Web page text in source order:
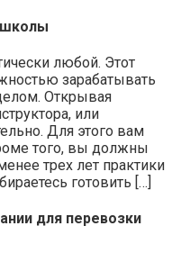
любой. Этот
зарабатывать
Открывая
или
Для этого вам
того, вы должны
трех лет практики
готовить […]
для перевозки